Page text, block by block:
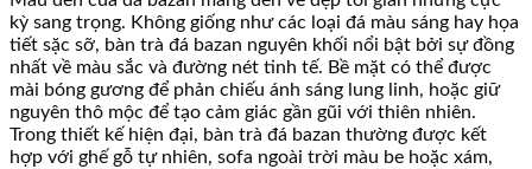
kỳ sang trọng. Không giống như các loại đá màu sáng hay họa
tiết sặc sỡ, bàn trà đá bazan nguyên khối nổi bật bởi sự đồng
nhất về màu sắc và đường nét tinh tế. Bề mặt có thể được
mài bóng gương để phản chiếu ánh sáng lung linh, hoặc giữ
nguyên thô mộc để tạo cảm giác gần gũi với thiên nhiên.
Trong thiết kế hiện đại, bàn trà đá bazan thường được kết
hợp với ghế gỗ tự nhiên, sofa ngoài trời màu be hoặc xám,